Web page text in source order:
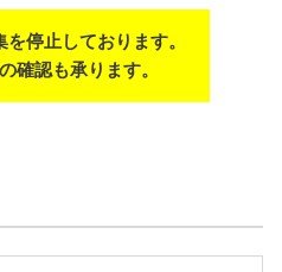
停止しております。
確認も承ります。